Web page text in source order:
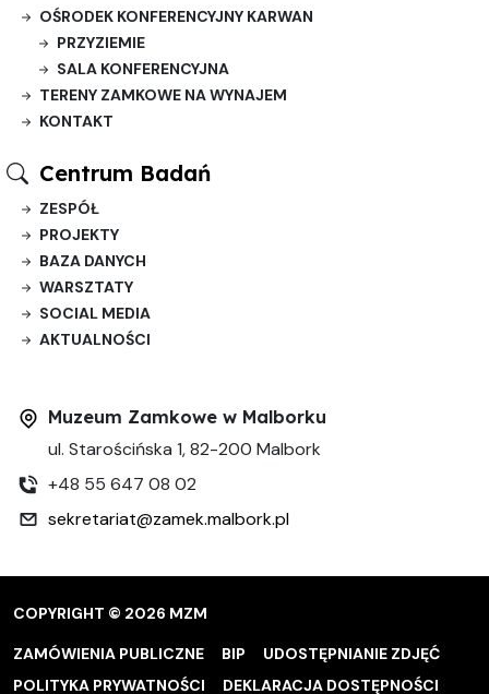
OŚRODEK KONFERENCYJNY KARWAN
PRZYZIEMIE
SALA KONFERENCYJNA
TERENY ZAMKOWE NA WYNAJEM
KONTAKT
Centrum Badań
ZESPÓŁ
PROJEKTY
BAZA DANYCH
WARSZTATY
SOCIAL MEDIA
AKTUALNOŚCI
Muzeum Zamkowe w Malborku
ul. Starościńska 1, 82-200 Malbork
+48 55 647 08 02
sekretariat@zamek.malbork.pl
COPYRIGHT © 2026 MZM
ZAMÓWIENIA PUBLICZNE BIP
UDOSTĘPNIANIE ZDJĘĆ
POLITYKA PRYWATNOŚCI
DEKLARACJA DOSTĘPNOŚCI